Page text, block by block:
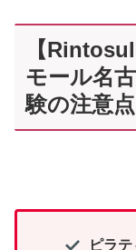
【
モール名
験の注意点
ピラ